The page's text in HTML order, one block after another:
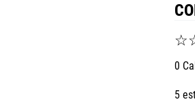
☆
0
5